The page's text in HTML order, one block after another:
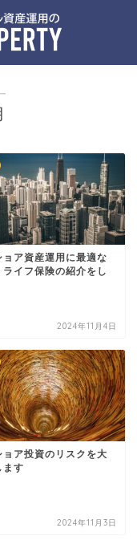
ョア資産運用に最適な
ライフ保険の紹介をし
2024年11月4日
ョア投資のリスクを大
ます
2024年11月3日